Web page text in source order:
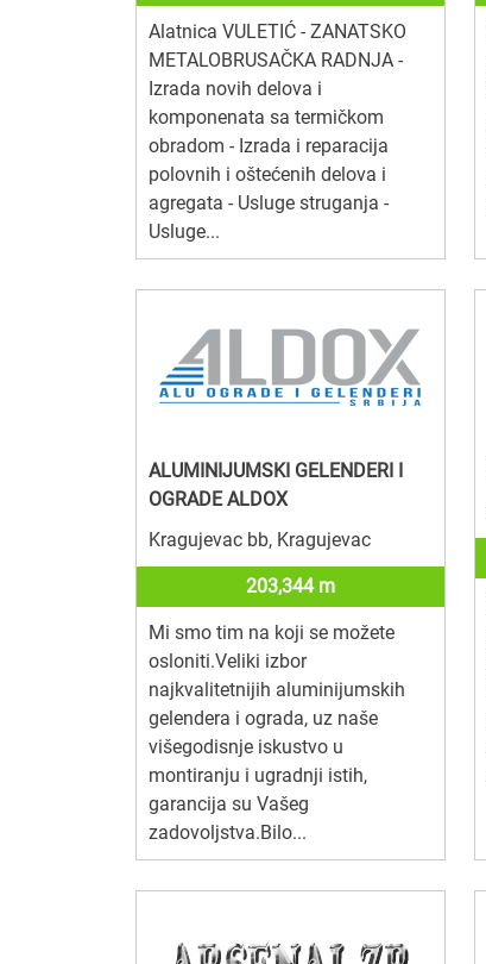
Alatnica VULETIĆ - ZANATSKO
METALOBRUSAČKA RADNJA -
Izrada novih delova i
komponenata sa termičkom
obradom - Izrada i reparacija
polovnih i oštećenih delova i
agregata - Usluge struganja -
Usluge...
ALUMINIJUMSKI GELENDERI I
OGRADE ALDOX
Kragujevac bb, Kragujevac
203,344 m
Mi smo tim na koji se možete
osloniti.Veliki izbor
najkvalitetnijih aluminijumskih
gelendera i ograda, uz naše
višegodisnje iskustvo u
montiranju i ugradnji istih,
garancija su Vašeg
zadovoljstva.Bilo...